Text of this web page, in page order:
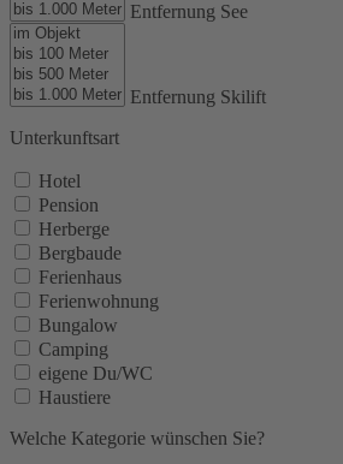
Entfernung See
Entfernung Skilift
Unterkunftsart
Hotel
Pension
Herberge
Bergbaude
Ferienhaus
Ferienwohnung
Bungalow
Camping
eigene Du/WC
Haustiere
Welche Kategorie wünschen Sie?